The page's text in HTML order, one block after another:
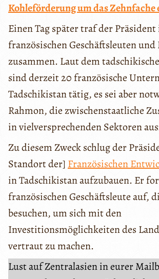
Kohleförderung um das Zehnfache
Einen Tag später traf der
französischen Geschäftsleuten
zusammen. Laut dem
sind derzeit 20 französische
Tadschikistan tätig, es sei aber
Rahmon, die zwischenstaatliche
in vielversprechenden Sektoren
Zu diesem Zweck schlug der
Standort der] Französischen
in Tadschikistan aufzubauen. Er
französischen Geschäftsleute auf,
besuchen, um sich mit den
Investitionsmöglichkeiten des
vertraut zu machen.
Lust auf Zentralasien in eurer